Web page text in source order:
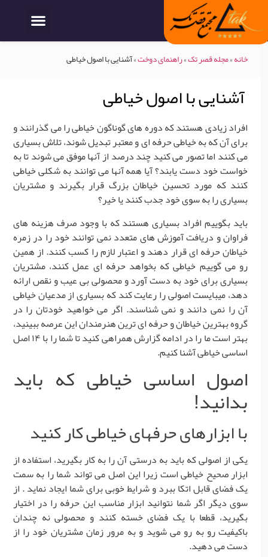
خانه»مجله قصر تک»راهنمای دوخت»آشنایی با اصول خیاطی
آشنایی با اصول خیاطی
افراد زیادی هستند که دوره های گوناگون خیاطی را می گذرانند و
برای آن که به خیاطی حرفه ای و معتبر تبدیل شوند، تلاش بسیاری
می کنند اما تصور می کنید چند درصد از آنها موفق می شوند تا به
خواست خود دست یابند؟ آیا همه آنها می توانند به شکلی خیاطی
کنند که مورد تحسین خیاطان بزرگ قرار بگیرند و مشتریان
بسیاری را به سوی خود جدب کنند یا خیر؟
باید بگوییم افراد بسیاری هستند که با وجود صرف هزینه های
فراوان و دریافت آموزش های متعدد نمی توانند خود را در زمره
خیاطان حرفه ای قرار دهند و اعتبار لازم را کسب کنند. از همین
رو می گوییم خیاطی که بخواهد حرفه ای عمل کنند، مشتریان
بسیاری برای خود به دست آورد و محصولی بی عیب و نقص ارائه
دهد، میبایست اصولی را رعایت کند که بسیاری از مدعیان خیاطی
آن را نمی دانند و نمی شناسند. اگر می خواهید خودتان را در
گروه بهترین خیاطان و حرفه ای ترین هنرمندان این عرصه ببینید،
بهتر است ما را در ادامه گزارش همراهی کنید تا شما را با ۱۴ اصل
اساسی خیاطی آشنا کنیم.
اصول اساسی خیاطی که باید
بدانید!
با ابزارهای حرفه­ای خیاطی کار کنید
یکی از اصولی که باید به درستی آن را به کار بگیرید، استفاده از
ابزار صحیح خیاطی است زیرا این اصل می تواند شما را به سمت
یک فضای قابل اتکا ببرد و شرایط خوبی برای شما ایجاد نماید . از
سوی دیگر اگر شما نتوانید ابزار مناسب این حرفه را در اختیار
بگیرید، قطعا با یک فضای خسته کنند و محصولی نه چندان
باکیفیت رو به رو می شوید و به مرور زمان مشتریان خود را از
دست می دهید.